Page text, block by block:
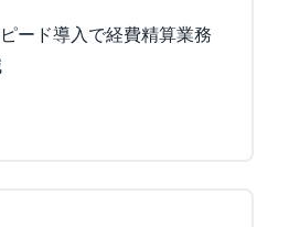
ード導入で経費精算業務